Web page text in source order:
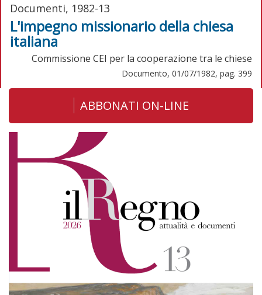
Documenti, 1982-13
L'impegno missionario della chiesa
italiana
Commissione CEI per la cooperazione tra le chiese
Documento, 01/07/1982, pag. 399
ABBONATI ON-LINE